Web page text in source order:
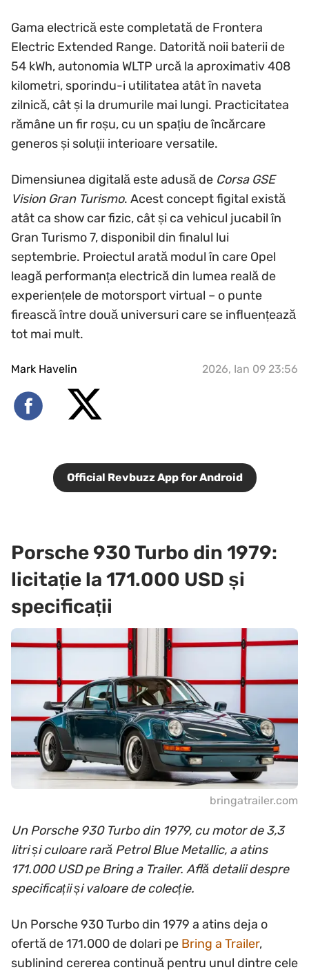
Gama electrică este completată de Frontera
Electric Extended Range. Datorită noii baterii de
54 kWh, autonomia WLTP urcă la aproximativ 408
kilometri, sporindu-i utilitatea atât în naveta
zilnică, cât și la drumurile mai lungi. Practicitatea
rămâne un fir roșu, cu un spațiu de încărcare
generos și soluții interioare versatile.
Dimensiunea digitală este adusă de Corsa GSE
Vision Gran Turismo. Acest concept figital există
atât ca show car fizic, cât și ca vehicul jucabil în
Gran Turismo 7, disponibil din finalul lui
septembrie. Proiectul arată modul în care Opel
leagă performanța electrică din lumea reală de
experiențele de motorsport virtual – o punte
firească între două universuri care se influențează
tot mai mult.
Mark Havelin 2026, Ian 09 23:56
Official Revbuzz App for Android
Porsche 930 Turbo din 1979:
licitație la 171.000 USD și
specificații
bringatrailer.com
Un Porsche 930 Turbo din 1979, cu motor de 3,3
litri și culoare rară Petrol Blue Metallic, a atins
171.000 USD pe Bring a Trailer. Află detalii despre
specificații și valoare de colecție.
Un Porsche 930 Turbo din 1979 a atins deja o
ofertă de 171.000 de dolari pe Bring a Trailer,
sublinind cererea continuă pentru unul dintre cele